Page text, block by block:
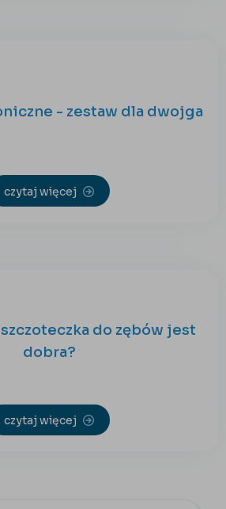
- zestaw dla dwojga
czytaj więcej
do zębów jest
dobra?
czytaj więcej